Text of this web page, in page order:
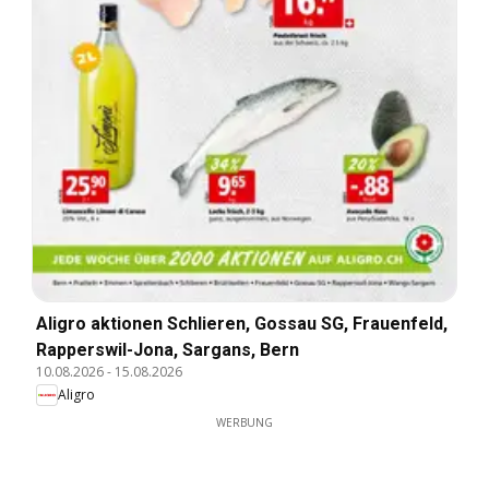
Aligro aktionen Schlieren, Gossau SG, Frauenfeld,
Rapperswil-Jona, Sargans, Bern
10.08.2026- 15.08.2026
Aligro
WERBUNG